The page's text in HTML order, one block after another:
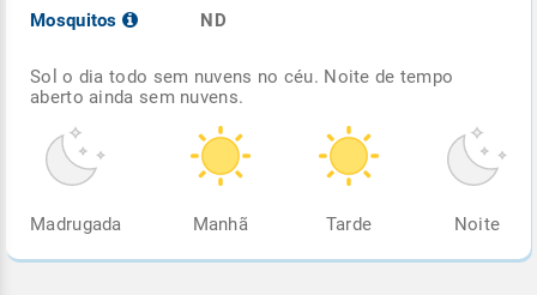
Mosquitos
ND
Sol o dia todo sem nuvens no céu. Noite de tempo
aberto ainda sem nuvens.
Madrugada Manhã Tarde Noite